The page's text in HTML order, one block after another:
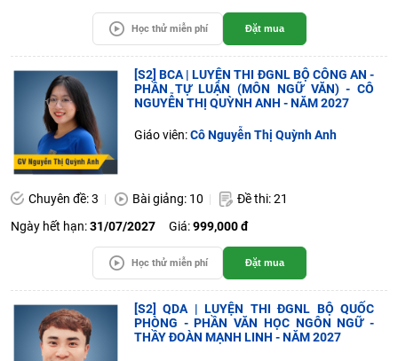
Học thử miễn phí Đặt mua
[S2] BCA | LUYỆN THI ĐGNL BỘ CÔNG AN -
PHẦN TỰ LUẬN (MÔN NGỮ VĂN) - CÔ
NGUYỄN THỊ QUỲNH ANH - NĂM 2027
Giáo viên:Cô Nguyễn Thị Quỳnh Anh
Chuyên đề: 3 Bài giảng: 10
Đề thi: 21
Ngày hết hạn:31/07/2027 Giá:999,000 đ
Học thử miễn phí Đặt mua
[S2] QDA | LUYỆN THI ĐGNL BỘ QUỐC
PHÒNG - PHẦN VĂN HỌC NGÔN NGỮ -
THẦY ĐOÀN MẠNH LINH - NĂM 2027